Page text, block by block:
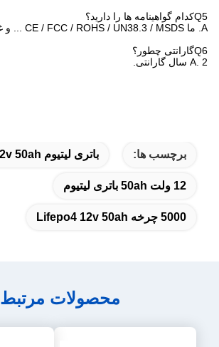
Q5کدام گواهینامه ها را دارید؟
A. ما CE / FCC / ROHS / UN38.3 / MSDS ... و غیره داریم
Q6گارانتی چطور؟
A. 2 سال گارانتی.
برچسب ها: باتری لیتیوم Lifepo4 12v 50ah
12 ولت 50ah باتری لیتیوم
5000 چرخه Lifepo4 12v 50ah
محصولات مرتبط